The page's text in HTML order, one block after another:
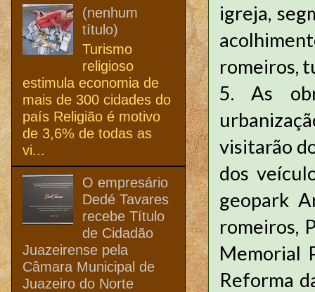
igreja,
romeiros,
5. As
visitarão
dos
geopark
romeiros,
Memorial
Reforma
(nenhum
título)
Turismo
religioso
estimula economia de
mais de 300 cidades do
país Religião é motivo
de 3,6% de todas as
vi...
O empresário
Dedé Tavares
recebe Título
de Cidadão
Juazeirense pela
Câmara Municipal de
Juazeiro do Norte